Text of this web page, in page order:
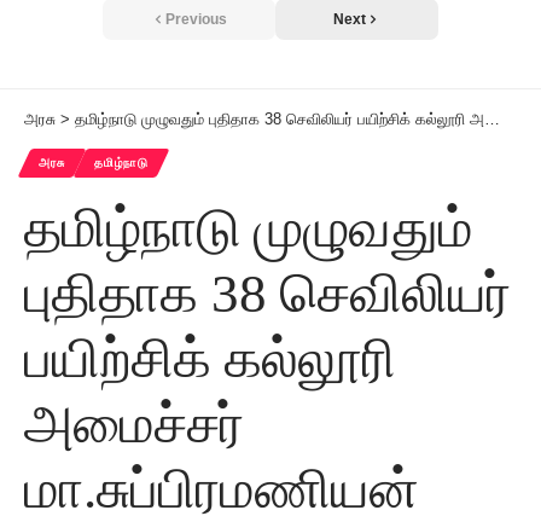
Previous Next
அரசு > தமிழ்நாடு முழுவதும் புதிதாக 38 செவிலியர் பயிற்சிக் கல்லூரி அமைச்சர் மா.சுப்பிரமணியன் தகவல்
அரசு தமிழ்நாடு
தமிழ்நாடு முழுவதும்
புதிதாக 38 செவிலியர்
பயிற்சிக் கல்லூரி
அமைச்சர்
மா.சுப்பிரமணியன்